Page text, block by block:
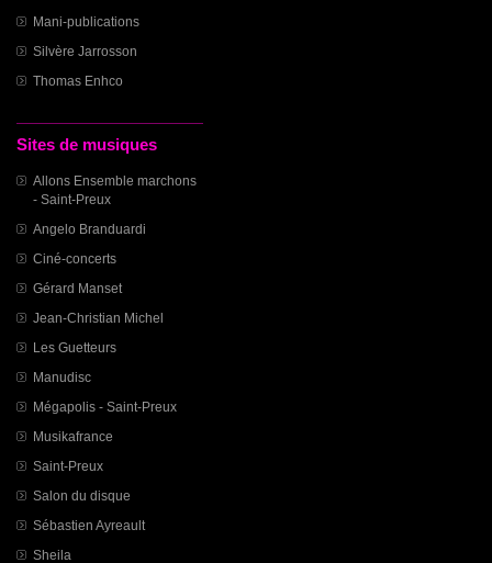
Mani-publications
Silvère Jarrosson
Thomas Enhco
Sites de musiques
Allons Ensemble marchons
- Saint-Preux
Angelo Branduardi
Ciné-concerts
Gérard Manset
Jean-Christian Michel
Les Guetteurs
Manudisc
Mégapolis - Saint-Preux
Musikafrance
Saint-Preux
Salon du disque
Sébastien Ayreault
Sheila